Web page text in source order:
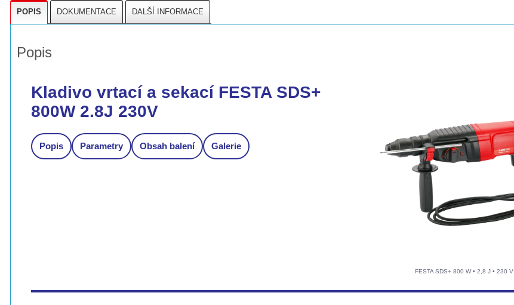
POPIS DOKUMENTACE DALŠÍ INFORMACE
Popis
Kladivo vrtací a sekací FESTA SDS+
800W 2.8J 230V
Popis Parametry Obsah balení Galerie
FESTA SDS+ 800 W • 2,8 J • 230 V